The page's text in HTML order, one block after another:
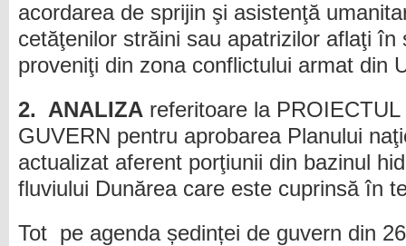
acordarea de sprijin şi asistenţă
cetăţenilor străini sau apatrizilor aflaţi în
proveniţi din zona conflictului armat din
2. ANALIZA referitoare la
GUVERN pentru aprobarea Planului
actualizat aferent porţiunii din bazinul
fluviului Dunărea care este cuprinsă în
Tot pe agenda ședinței de guvern din